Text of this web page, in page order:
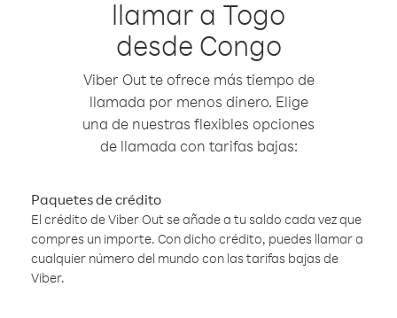
llamar a Togo
desde Congo
Viber Out te ofrece más tiempo de
llamada por menos dinero. Elige
una de nuestras flexibles opciones
de llamada con tarifas bajas:
Paquetes de crédito
El crédito de Viber Out se añade a tu saldo cada vez que
compres un importe. Con dicho crédito, puedes llamar a
cualquier número del mundo con las tarifas bajas de
Viber.